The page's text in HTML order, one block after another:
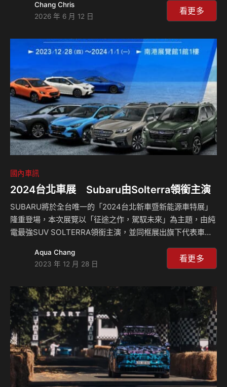
與靈敏操控。無論是年輕世代首次購車，或重視日常安全與駕
馭感受的消費者，Fabia 皆是一款開得有樂趣、坐得更安心的
背車款之一，新世代車型自問世以來，即以俐落掀背身形、歐
洲底盤調校與實用車室機能，在全球市場持續獲得消費者肯
定。此次推出的Fabia 五星安全專案以「歐洲五星安全掀背…
Chang Chris
2026 年 6 月 12 日
看更多
國內車訊
2024台北車展 Subaru由Solterra領銜主演
SUBARU將於全台唯一的「2024台北新車暨新能源車特展」
隆重登場，本次展覽以「征途之作，駕馭未來」為主題，由純
電最強SUV SOLTERRA領銜主演，並同框展出旗下代表車款
OUTBACK。 歡迎所有消費者及車迷朋友於展覽期間親臨南港
展覽館，體驗SUBARU新世代車款精湛的造車工藝與動感魅
車 SOLTERRA，為注重生態永續發展的消費者提供更多元的
電動車選擇。 SOLTERRA承襲SUBARU一貫的卓越操駕性、
領先全球的主被動…
Aqua Chang
2023 年 12 月 28 日
看更多